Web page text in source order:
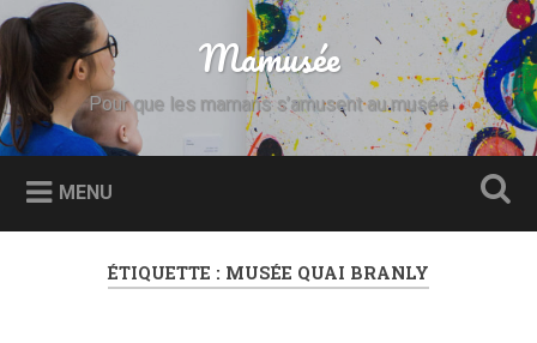
Accéder
au
principal
Recherche Mamusée
Pour que les mamans s’amusent au musée
MENU
ÉTIQUETTE : MUSÉE QUAI BRANLY